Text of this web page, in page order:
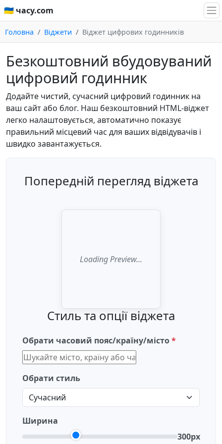
🇺🇦 часу.com
Головна Віджети Віджет цифрових годинників
Безкоштовний вбудовуваний
цифровий годинник
Додайте чистий, сучасний цифровий годинник на
ваш сайт або блог. Наш безкоштовний HTML-віджет
легко налаштовується, автоматично показує
правильний місцевий час для ваших відвідувачів і
швидко завантажується.
Попередній перегляд віджета
Стиль та опції віджета
Обрати часовий пояс/країну/місто
Обрати стиль
Ширина
300px